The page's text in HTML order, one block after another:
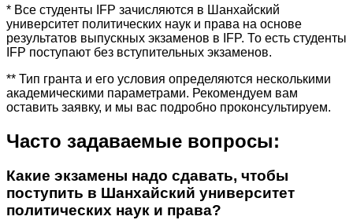
* Все студенты IFP зачисляются в Шанхайский
университет политических наук и права на основе
результатов выпускных экзаменов в IFP. То есть студенты
IFP поступают без вступительных экзаменов.
** Тип гранта и его условия определяются несколькими
академическими параметрами. Рекомендуем вам
оставить заявку, и мы вас подробно проконсультируем.
Часто задаваемые вопросы:
Какие экзамены надо сдавать, чтобы
поступить в Шанхайский университет
политических наук и права?